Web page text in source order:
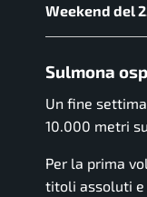
Weekend del
Sulmona
Un fine
10.000 metri
Per la prima
titoli assoluti e